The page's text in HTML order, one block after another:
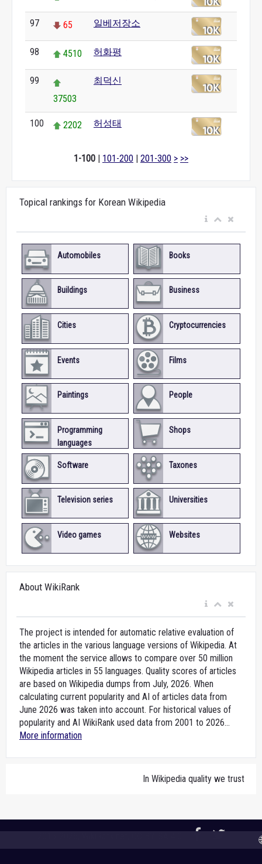
97 65 일베저장소
98 4510 허화평
99
37503
최덕신
100 2202 허성태
1-100 | 101-200 | 201-300 > >>
Topical rankings for Korean Wikipedia
Automobiles Books
Buildings Business
Cities Cryptocurrencies
Events Films
Paintings People
Programming
languages
Shops
Software Taxones
Television series Universities
Video games Websites
About WikiRank
The project is intended for automatic relative evaluation of
the articles in the various language versions of Wikipedia. At
the moment the service allows to compare over 50 million
Wikipedia articles in 55 languages. Quality scores of articles
are based on Wikipedia dumps from July, 2026. When
calculating current popularity and AI of articles data from
June 2026 was taken into account. For historical values of
popularity and AI WikiRank used data from 2001 to 2026...
More information
In Wikipedia quality we trust
🌐